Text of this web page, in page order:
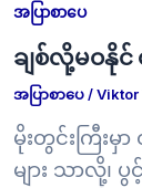
အပြာစာပေ
ချစ်လို့မဝနို
အပြာစာပေ/Viktor
မိုးတွင်းကြီးမှ
များ သာလို့၊ ပွ